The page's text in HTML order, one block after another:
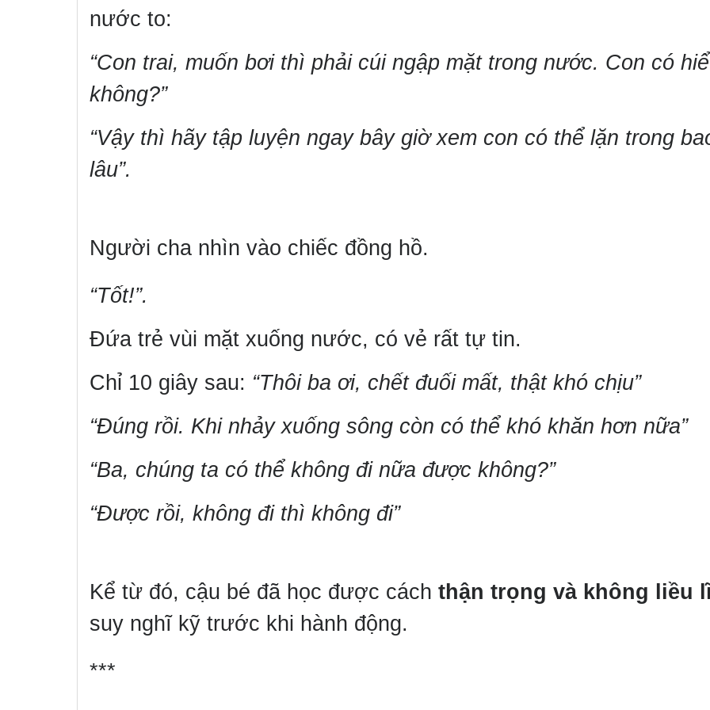
nước to:
“Con trai, muốn bơi thì phải cúi ngập mặt trong nước. Con có
không?”
“Vậy thì hãy tập luyện ngay bây giờ xem con có thể lặn trong
lâu”.
Người cha nhìn vào chiếc đồng hồ.
“Tốt!”.
Đứa trẻ vùi mặt xuống nước, có vẻ rất tự tin.
Chỉ 10 giây sau: “Thôi ba ơi, chết đuối mất, thật khó chịu”
“Đúng rồi. Khi nhảy xuống sông còn có thể khó khăn hơn nữa”
“Ba, chúng ta có thể không đi nữa được không?”
“Được rồi, không đi thì không đi”
Kể từ đó, cậu bé đã học được cách thận trọng và không liều
suy nghĩ kỹ trước khi hành động.
***